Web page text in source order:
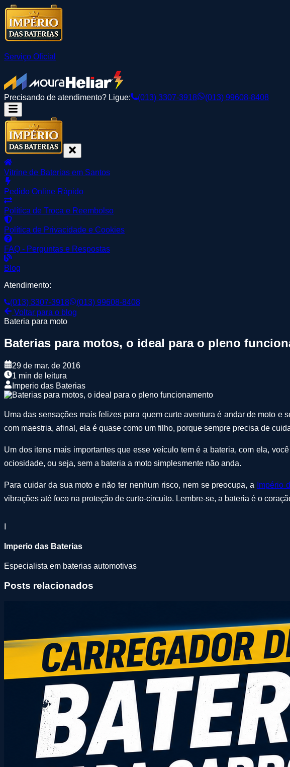
Serviço Oficial
Precisando de atendimento? Ligue: (013) 3307-3918 (013) 99608-8408
Vitrine de Baterias em Santos
Pedido Online Rápido
Política de Troca e Reembolso
Política de Privacidade e Cookies
FAQ - Perguntas e Respostas
Blog
Atendimento:
(013) 3307-3918
(013) 99608-8408
Voltar para o blog
Bateria para moto
Baterias para motos, o ideal para o pleno
29 de mar. de 2016
1 min de leitura
Imperio das Baterias
Uma das sensações mais felizes para quem curte aventura é andar de moto
com maestria, afinal, ela é quase como um filho, porque sempre precisa de
Um dos itens mais importantes que esse veículo tem é a bateria, com ela,
ociosidade, ou seja, sem a bateria a moto simplesmente não anda.
Para cuidar da sua moto e não ter nenhum risco, nem se preocupa, a Império
vibrações até foco na proteção de curto-circuito. Lembre-se, a bateria é o
Imperio das Baterias
Especialista em baterias automotivas
Posts relacionados